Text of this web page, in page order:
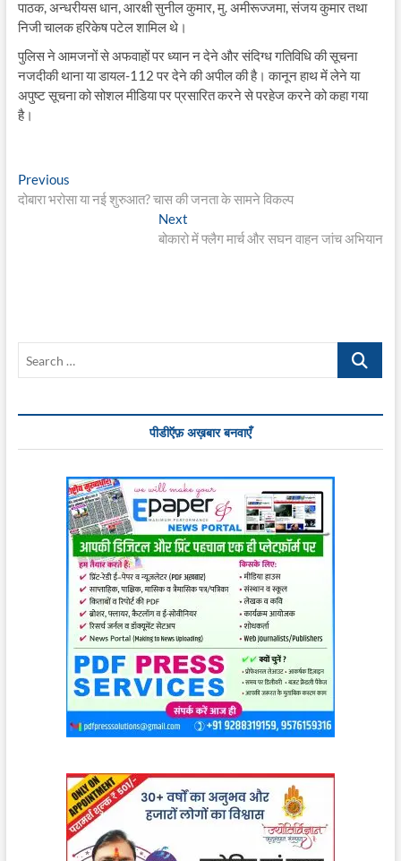
पाठक, अन्धरीयस धान, आरक्षी सुनील कुमार, मु. अमीरूज्जमा, संजय कुमार तथा
निजी चालक हरिकेष पटेल शामिल थे।
पुलिस ने आमजनों से अफवाहों पर ध्यान न देने और संदिग्ध गतिविधि की सूचना
नजदीकी थाना या डायल-112 पर देने की अपील की है। कानून हाथ में लेने या
अपुष्ट सूचना को सोशल मीडिया पर प्रसारित करने से परहेज करने को कहा गया
है।
Post
navigation
PreviousPrevious
post:
दोबारा भरोसा या नई शुरुआत? चास की जनता के सामने विकल्प
Next
post:
बोकारो में फ्लैग मार्च और सघन वाहन जांच अभियान
Search
पीडीऍफ़ अख़बार बनवाएँ